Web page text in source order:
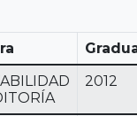
2012